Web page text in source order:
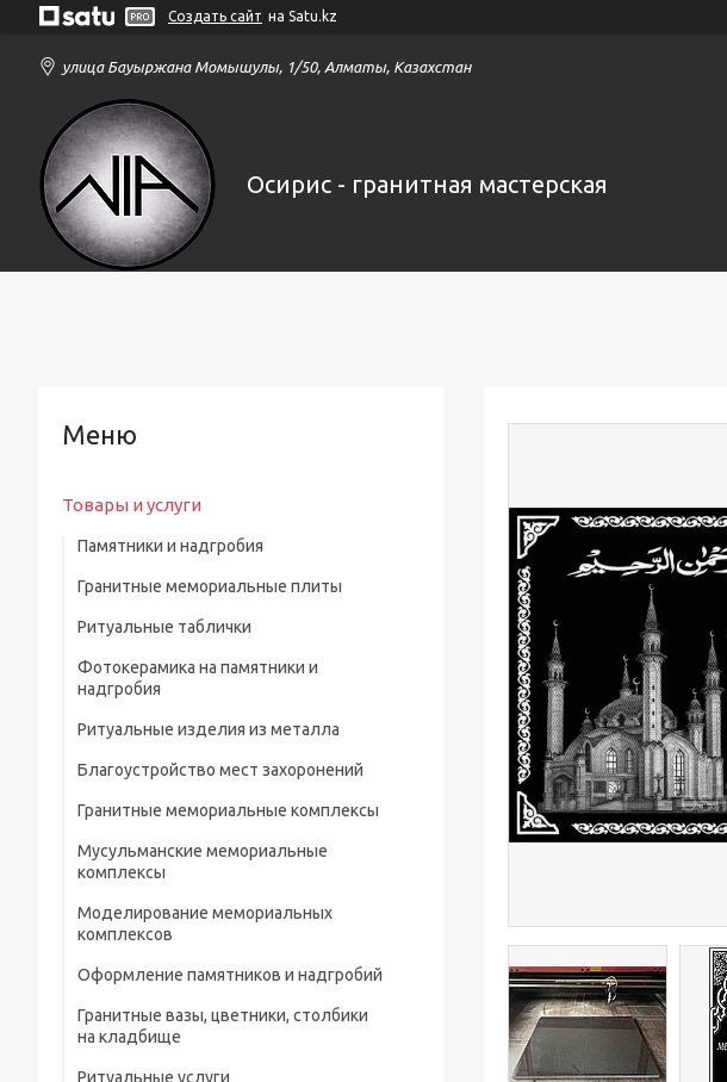
Создать сайт на Satu.kz
улица Бауыржана Момышулы, 1/50, Алматы, Казахстан
Осирис - гранитная мастерская
Товары и услуги
Памятники и надгробия
Гранитные мемориальные плиты
Мусульманские мемориальные плиты
Мемориальные плиты
Ритуальные таблички
Фотокерамика на памятники и
надгробия
Ритуальные изделия из металла
Металлические ограды на кладбище
Металлические кресты на кладбище
Металлические изделия и конструкции
кладбище
Металлические цветники на кладбище
Благоустройство мест захоронений
Гранитные мемориальные комплексы
Мусульманские мемориальные
комплексы
Моделирование мемориальных
комплексов
Оформление памятников и надгробий
Портреты на памятники и надгробия
Гранитные вазы, цветники, столбики
на кладбище
Ритуальные услуги